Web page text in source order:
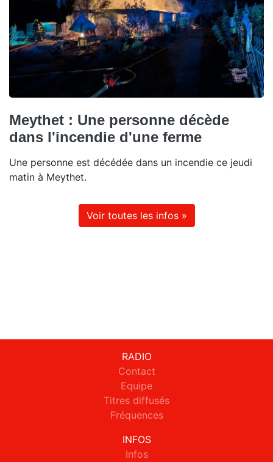
Meythet : Une personne décède
dans l'incendie d'une ferme
Une personne est décédée dans un incendie ce jeudi
matin à Meythet.
Voir toutes les infos »
RADIO
Contact
Equipe
Titres diffusés
Fréquences
INFOS
Infos